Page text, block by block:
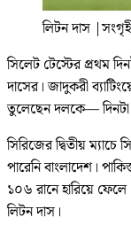
লিটন দাস |
সিলেট টেস্টের প্রথম
দাসের। জাদুকরী
তুলেছেন দলকে— দিনটা
সিরিজের দ্বিতীয়
পারেনি বাংলাদেশ।
১০৬ রানে হারিয়ে
লিটন দাস।